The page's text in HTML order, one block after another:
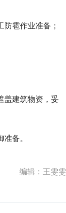
雹作业准备；
盖建筑物资，妥
备。
编辑：王雯雯